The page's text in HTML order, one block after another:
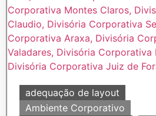
adequação de layout
Ambiente Corporativo